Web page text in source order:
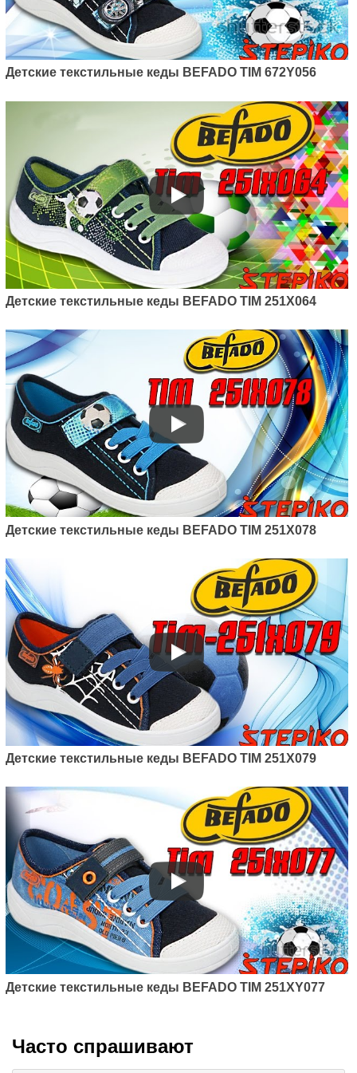
Детские текстильные кеды BEFADO TIM 672Y056
Детские текстильные кеды BEFADO TIM 251X064
Детские текстильные кеды BEFADO TIM 251X078
Детские текстильные кеды BEFADO TIM 251X079
Детские текстильные кеды BEFADO TIM 251XY077
Часто спрашивают